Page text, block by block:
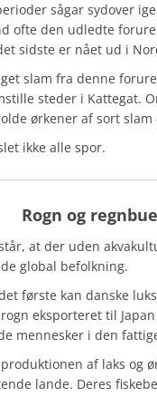
sågar sydover
ofte den udledte
sidste er nået ud i
slam fra denne
steder i Kattegat.
ørkener af sort
ikke alle spor.
Rogn og
at der uden
global befolkning.
første kan danske
eksporteret til
mennesker i den
af laks og
lande. Deres